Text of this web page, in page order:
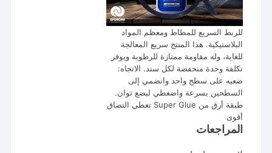
للربط السريع للمطاط ومعظم المواد
البلاستيكية. هذا المنتج سريع المعالجة
للغاية، وله مقاومة ممتازة للرطوبة ويوفر
تكلفة وحدة منخفضة لكل سند. الاتجاه:
ضعيه على سطح واحد وانضمي إلى
السطحين بسرعة واضغطي لبضع ثوان.
طبقة أرق من Super Glue تعطي التصاق
أقوى
المراجعات